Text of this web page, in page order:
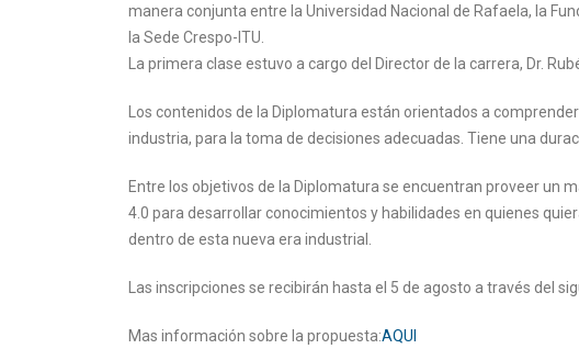
manera conjunta entre la Universidad Nacional de Rafaela, la
la Sede Crespo-ITU.
La primera clase estuvo a cargo del Director de la carrera, Dr.
Los contenidos de la Diplomatura están orientados a
industria, para la toma de decisiones adecuadas. Tiene una
Entre los objetivos de la Diplomatura se encuentran proveer un
4.0 para desarrollar conocimientos y habilidades en quienes
dentro de esta nueva era industrial.
Las inscripciones se recibirán hasta el 5 de agosto a través del
Mas información sobre la propuesta:AQUI